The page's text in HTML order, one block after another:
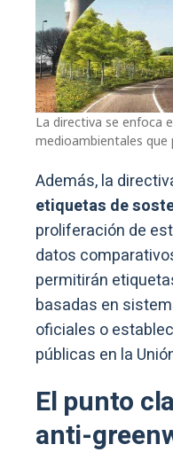
La directiva se enfoca
medioambientales que
Además, la
etiquetas de
proliferación de
datos
permitirán
basadas en
oficiales o
públicas en la
El punto
anti-